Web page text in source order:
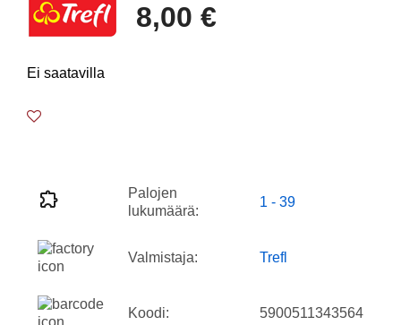
8,00 €
Ei saatavilla
Palojen
lukumäärä:
1 - 39
Valmistaja: Trefl
Koodi: 5900511343564